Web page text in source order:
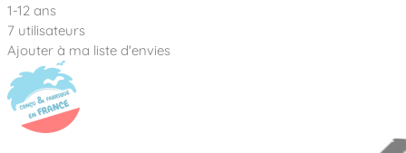
Équipements sportifs
Architectes, Paysagistes-concepteurs
Camping et résidences de vacances
Des aires intergénérationnelles de
Des aires de jeux pour tous les enfants
L’éco-conception de nos jeux
La végétalisation des cours d’école
Nos matériaux
Réalisations
Contact
Les questions fréquentes
1-12 ans
7 utilisateurs
Ajouter à ma liste d'envies